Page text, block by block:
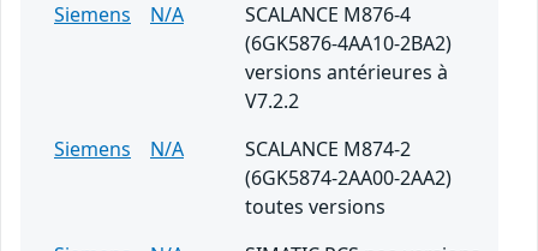
Siemens
N/A
SCALANCE M876-4
(6GK5876-4AA10-2BA2)
versions antérieures à
V7.2.2
Siemens
N/A
SCALANCE M874-2
(6GK5874-2AA00-2AA2)
toutes versions